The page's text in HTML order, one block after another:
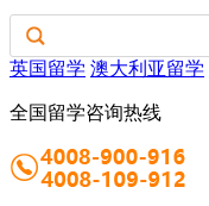
英国留学 澳大利亚留学
全国留学咨询热线